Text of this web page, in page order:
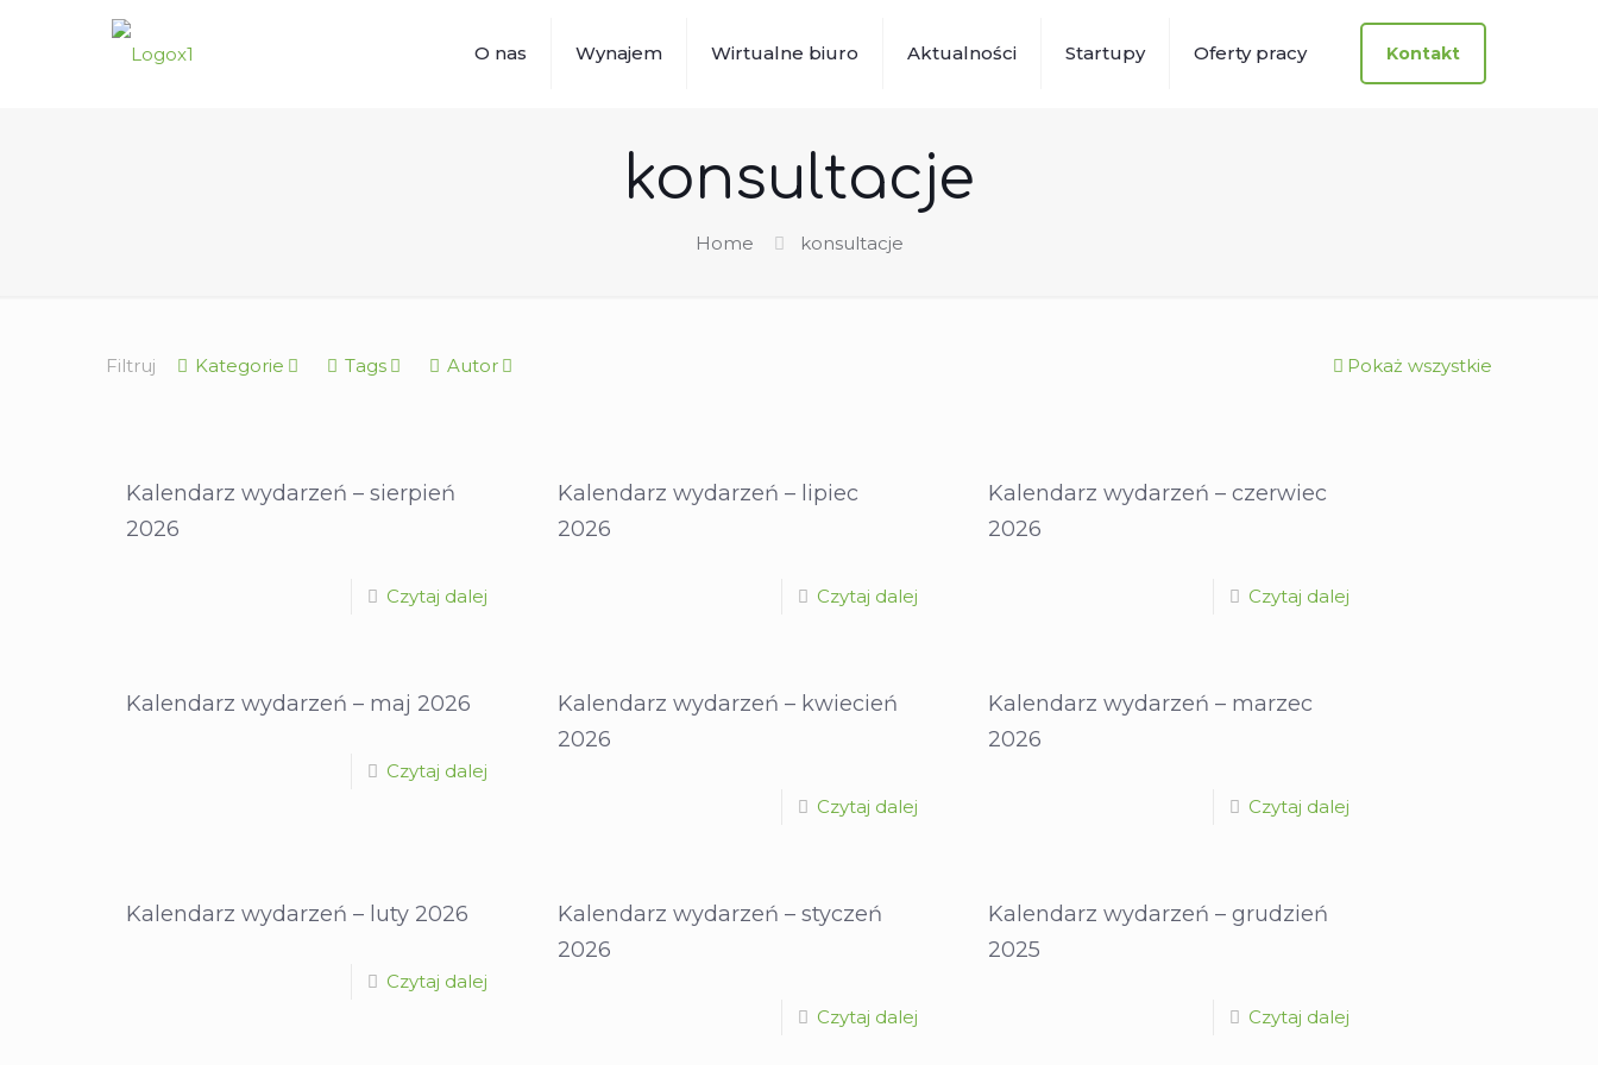
O nas Wynajem Wirtualne biuro Aktualności Startupy Oferty pracy Kontakt
konsultacje
Home konsultacje
Filtruj Kategorie Tags Autor Pokaż wszystkie
Kalendarz wydarzeń – sierpień
2026
Czytaj dalej
Kalendarz wydarzeń – lipiec
2026
Czytaj dalej
Kalendarz wydarzeń – czerwiec
2026
Czytaj dalej
Kalendarz wydarzeń – maj 2026
Czytaj dalej
Kalendarz wydarzeń – kwiecień
2026
Czytaj dalej
Kalendarz wydarzeń – marzec
2026
Czytaj dalej
Kalendarz wydarzeń – luty 2026
Czytaj dalej
Kalendarz wydarzeń – styczeń
2026
Czytaj dalej
Kalendarz wydarzeń – grudzień
2025
Czytaj dalej